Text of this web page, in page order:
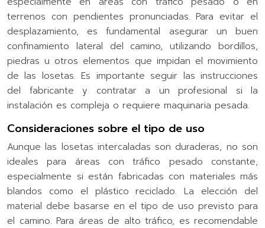
terrenos con pendientes pronunciadas. Para evitar el
desplazamiento, es fundamental asegurar un buen
confinamiento lateral del camino, utilizando bordillos,
piedras u otros elementos que impidan el movimiento
de las losetas. Es importante seguir las instrucciones
del fabricante y contratar a un profesional si la
instalación es compleja o requiere maquinaria pesada.
Consideraciones sobre el tipo de uso
Aunque las losetas intercaladas son duraderas, no son
ideales para áreas con tráfico pesado constante,
especialmente si están fabricadas con materiales más
blandos como el plástico reciclado. La elección del
material debe basarse en el tipo de uso previsto para
el camino. Para áreas de alto tráfico, es recomendable